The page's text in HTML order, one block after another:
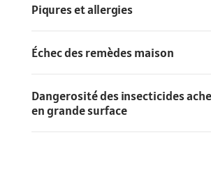
Piqures et allergies
Échec des remèdes maison
Dangerosité des insecticides
en grande surface